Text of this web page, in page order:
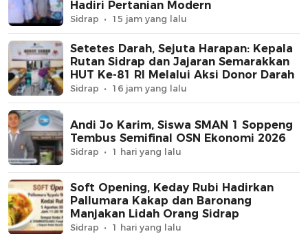
Hadiri Pertanian Modern
Sidrap 15 jam yang lalu
Setetes Darah, Sejuta Harapan: Kepala
Rutan Sidrap dan Jajaran Semarakkan
HUT Ke-81 RI Melalui Aksi Donor Darah
Sidrap 16 jam yang lalu
Andi Jo Karim, Siswa SMAN 1 Soppeng
Tembus Semifinal OSN Ekonomi 2026
Sidrap 1 hari yang lalu
Soft Opening, Keday Rubi Hadirkan
Pallumara Kakap dan Baronang
Manjakan Lidah Orang Sidrap
Sidrap 1 hari yang lalu